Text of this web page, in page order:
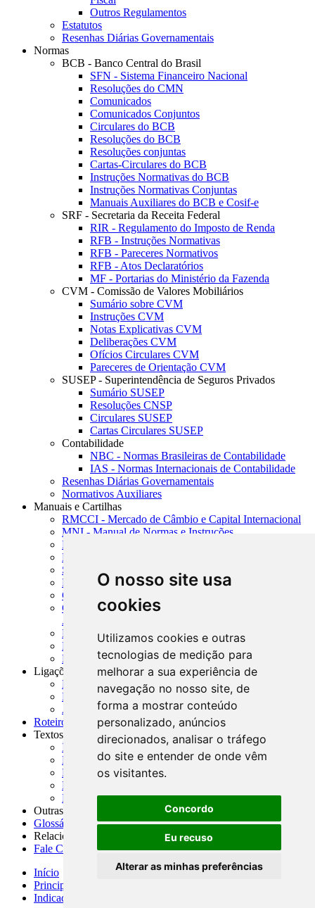
O nosso site usa
cookies
Utilizamos cookies e outras
tecnologias de medição para
melhorar a sua experiência de
navegação no nosso site, de
forma a mostrar conteúdo
personalizado, anúncios
direcionados, analisar o tráfego
do site e entender de onde vêm
os visitantes.
Concordo
Eu recuso
Alterar as minhas preferências
Outros Regulamentos
Estatutos
Resenhas Diárias Governamentais
Normas
BCB - Banco Central do Brasil
SFN - Sistema Financeiro Nacional
Resoluções do CMN
Comunicados
Comunicados Conjuntos
Circulares do BCB
Resoluções do BCB
Resoluções conjuntas
Cartas-Circulares do BCB
Instruções Normativas do BCB
Instruções Normativas Conjuntas
Manuais Auxiliares do BCB e Cosif-e
SRF - Secretaria da Receita Federal
RIR - Regulamento do Imposto de Renda
RFB - Instruções Normativas
RFB - Pareceres Normativos
RFB - Atos Declaratórios
MF - Portarias do Ministério da Fazenda
CVM - Comissão de Valores Mobiliários
Sumário sobre CVM
Instruções CVM
Notas Explicativas CVM
Deliberações CVM
Ofícios Circulares CVM
Pareceres de Orientação CVM
SUSEP - Superintendência de Seguros Privados
Sumário SUSEP
Resoluções CNSP
Circulares SUSEP
Cartas Circulares SUSEP
Contabilidade
NBC - Normas Brasileiras de Contabilidade
IAS - Normas Internacionais de Contabilidade
Resenhas Diárias Governamentais
Normativos Auxiliares
Manuais e Cartilhas
RMCCI - Mercado de Câmbio e Capital Internacional
MNI - Manual de Normas e Instruções
MTVM - Manual de Títulos e Valores Mobiliários
MCR - Manual de Crédito Rural
SISORF - Manual de Organização do SFN
MASUP - Manual de Supervisão Bancária
CADOC - Catálogo de Documentos
CNAE-CONCLA - Classificação Nacional de
Atividades Econômicas
PMF - Cartilhas do BCB
Manuais Auxiliares do BCB e Cosif-e
Resenhas Diárias Governamentais
Ligações Externas
Links Úteis
Presidência da República
Agências Nacionais Reguladoras
Roteiros para Estudos
Textos
Índice de Textos
Editorial
Monografias
Na Imprensa
Fórum de Discussão
Outras ferramentas
Glossário
Relacionamento
Fale Conosco
Início
Principais notícias
Indicadores